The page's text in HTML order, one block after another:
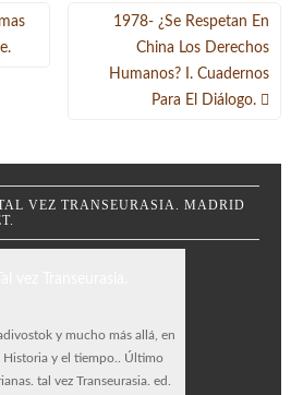
1978- ¿Se Respetan En
China Los Derechos
Humanos? I. Cuadernos
Para El Diálogo.
VEZ TRANSEURASIA. MADRID
y mucho más allá, en
Historia y el tiempo.. Último
tal vez Transeurasia. ed.